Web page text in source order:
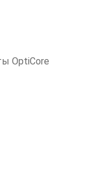
OptiCore